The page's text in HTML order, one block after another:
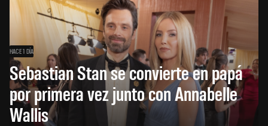
HACE 1 DÍA
Sebastian Stan se convierte en papá
por primera vez junto con Annabelle
Wallis